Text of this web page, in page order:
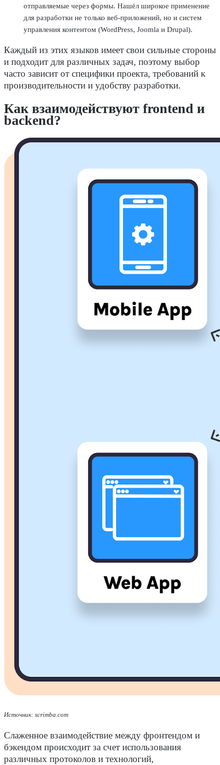
отправляемые через формы. Нашёл широкое применение
для разработки не только веб-приложений, но и систем
управления контентом (WordPress, Joomla и Drupal).
Каждый из этих языков имеет свои сильные стороны
и подходит для различных задач, поэтому выбор
часто зависит от специфики проекта, требований к
производительности и удобству разработки.
Как взаимодействуют frontend и
backend?
Источник: scrimba.com
Слаженное взаимодействие между фронтендом и
бэкендом происходит за счет использования
различных протоколов и технологий,